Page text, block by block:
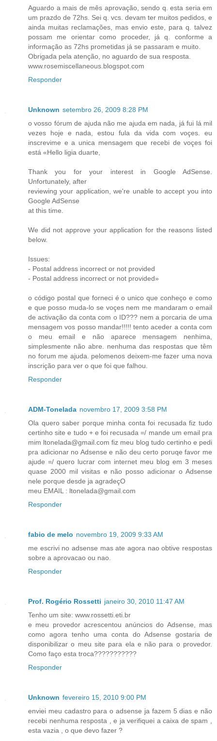
Aguardo a mais de mês aprovação, sendo q. esta seria em
um prazdo de 72hs. Sei q. vcs. devam ter muitos pedidos, e
ainda muitas reclamações, mas envio este, para q. talvez
possam me orientar como proceder, já q. conforme a
informação as 72hs prometidas já se passaram e muito.
Obrigada pela atenção, no aguardo de sua resposta.
www.rosemiscellaneous.blogspot.com
Responder
Unknown setembro 26, 2009 8:28 PM
o vosso fórum de ajuda não me ajuda em nada, já fui lá mil
vezes hoje e nada, estou fula da vida com voçes. eu
inscrevime e a unica mensagem que recebi de voçes foi
está «Hello ligia duarte,
Thank you for your interest in Google AdSense.
Unfortunately, after
reviewing your application, we're unable to accept you into
Google AdSense
at this time.
We did not approve your application for the reasons listed
below.
Issues:
- Postal address incorrect or not provided
- Postal address incorrect or not provided»
o código postal que forneci é o unico que conheço e como
e que posso muda-lo se voçes nem me mandaram o email
de activação da conta com o ID??? nem a porcaria de uma
mensagem vos posso mandar!!!!! tento aceder a conta com
o meu email e não aparece mensagem nenhima,
simplesmente não abre. nenhuma das respostas que têm
no forum me ajuda. pelomenos deixem-me fazer uma nova
inscrição para ver o que foi que falhou.
Responder
ADM-Tonelada novembro 17, 2009 3:58 PM
Ola quero saber porque minha conta foi recusada fiz tudo
certinho site e tudo + e foi recusada =/ mande um email pra
mim ltonelada@gmail.com fiz meu blog tudo certinho e pedi
pra adicionar no Adsense e não deu certo poruqe favor me
ajude =/ quero lucrar com internet meu blog em 3 meses
quase 2000 mil visitas e não posso adicionar o Adsense
nele porque desde ja agradeçO
meu EMAIL : ltonelada@gmail.com
Responder
fabio de melo novembro 19, 2009 9:33 AM
me escrivi no adsense mas ate agora nao obtive respostas
sobre a aprovacao ou nao.
Responder
Prof. Rogério Rossetti janeiro 30, 2010 11:47 AM
Tenho um site: www.rossetti.eti.br
e meu provedor acrescentou anúncios do Adsense, mas
como agora tenho uma conta do Adsense gostaria de
disponibilizar o meu site para ela e não para o provedor.
Como faço esta troca???????????
Responder
Unknown fevereiro 15, 2010 9:00 PM
enviei meu cadastro para o adsense ja fazem 5 dias e não
recebi nenhuma resposta , e ja verifiquei a caixa de spam ,
esta vazia , o que devo fazer ?